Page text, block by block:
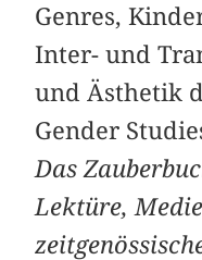
Genres,
Inter- und
und Ästhetik
Gender
Das
Lektüre,